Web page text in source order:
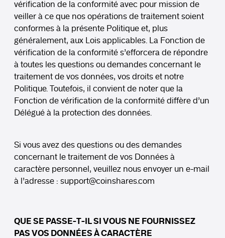
vérification de la conformité avec pour mission de
veiller à ce que nos opérations de traitement soient
conformes à la présente Politique et, plus
généralement, aux Lois applicables. La Fonction de
vérification de la conformité s’efforcera de répondre
à toutes les questions ou demandes concernant le
traitement de vos données, vos droits et notre
Politique. Toutefois, il convient de noter que la
Fonction de vérification de la conformité diffère d’un
Délégué à la protection des données.
Si vous avez des questions ou des demandes
concernant le traitement de vos Données à
caractère personnel, veuillez nous envoyer un e-mail
à l’adresse : support@coinshares.com
QUE SE PASSE-T-IL SI VOUS NE FOURNISSEZ
PAS VOS DONNÉES À CARACTÈRE